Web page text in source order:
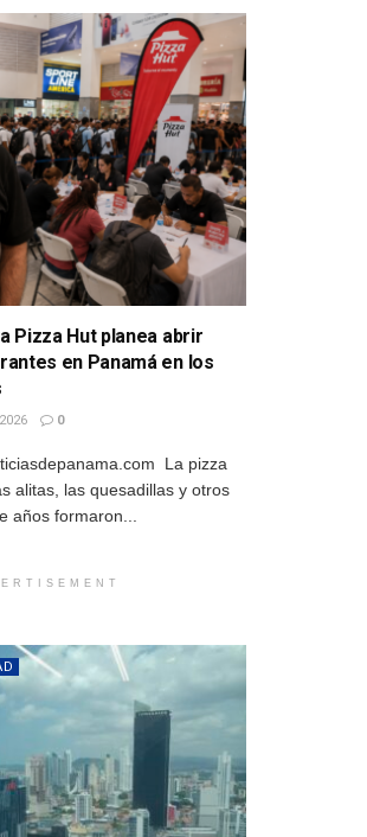
Pizza Hut planea abrir
en Panamá en los
0
La pizza
alitas, las quesadillas y otros
años formaron...